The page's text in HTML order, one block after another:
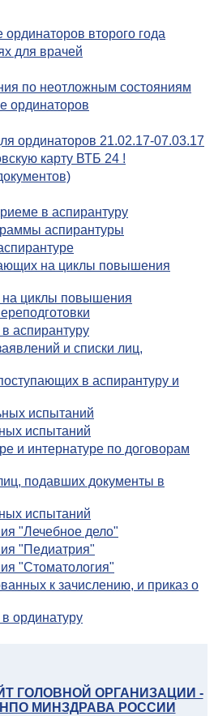
ординаторов второго года
для врачей
по неотложным состояниям
ординаторов
ординаторов 21.02.17-07.03.17
карту ВТБ 24 !
в аспирантуру
аспирантуры
на циклы повышения
циклы повышения
аспирантуру
и списки лиц,
в аспирантуру и
испытаний
испытаний
и интернатуре по договорам
подавших документы в
испытаний
"Лечебное дело"
"Педиатрия"
"Стоматология"
к зачислению, и приказ о
ординатуру
ГОЛОВНОЙ ОРГАНИЗАЦИИ -
МИНЗДРАВА РОССИИ